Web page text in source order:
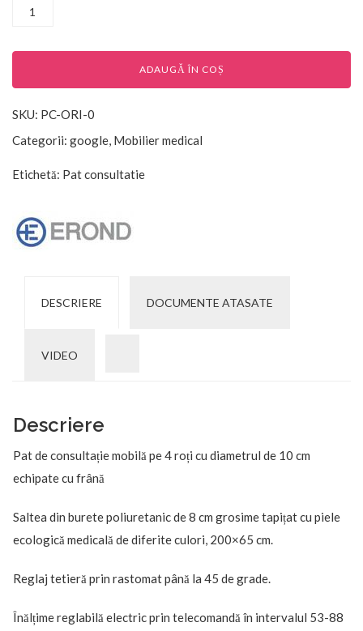
ADAUGĂ ÎN COȘ
SKU: PC-ORI-0
Categorii: google, Mobilier medical
Etichetă: Pat consultatie
DESCRIERE DOCUMENTE ATASATE
VIDEO
Descriere
Pat de consultație mobilă pe 4 roți cu diametrul de 10 cm
echipate cu frână
Saltea din burete poliuretanic de 8 cm grosime tapițat cu piele
ecologică medicală de diferite culori, 200×65 cm.
Reglaj tetieră prin rastomat până la 45 de grade.
Înălțime reglabilă electric prin telecomandă în intervalul 53-88